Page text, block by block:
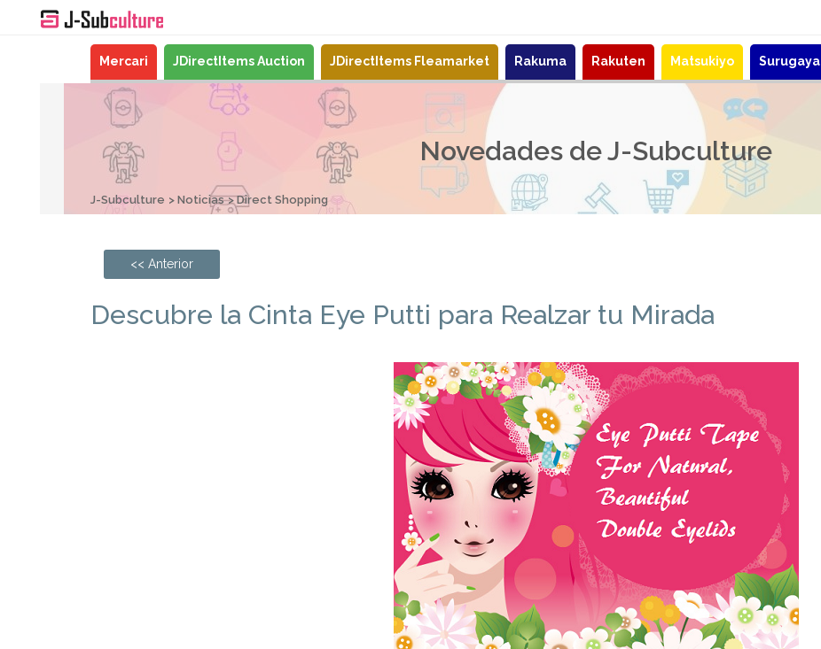
Mercari JDirectItems Auction JDirectItems Fleamarket Rakuma Rakuten Matsukiyo Surugaya
Novedades de J-Subculture
J-Subculture Noticias Direct Shopping
<< Anterior
Descubre la Cinta Eye Putti para Realzar tu Mirada